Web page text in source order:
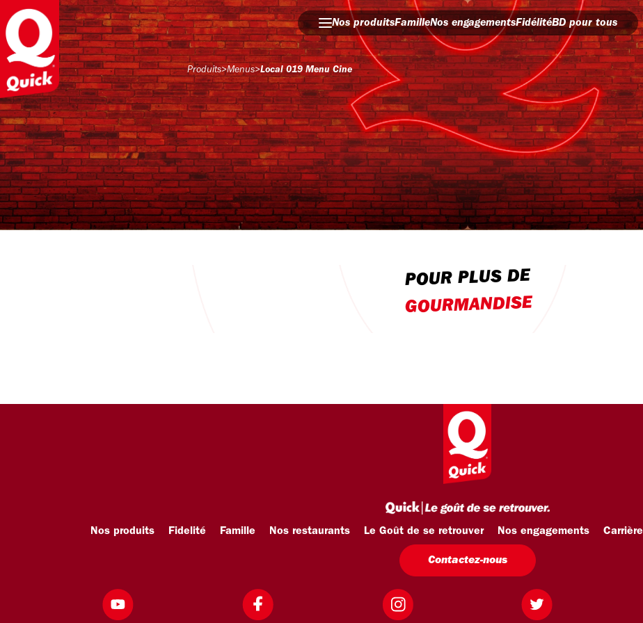
Nos produitsFamilleNos engagementsFidélitéBD pour tous
Produits>Menus>Local 019 Menu Cine
POUR PLUS DE
GOURMANDISE
Nos produits Fidelité Famille Nos restaurants Le Goût de se retrouver Nos engagements Carrière
Contactez-nous